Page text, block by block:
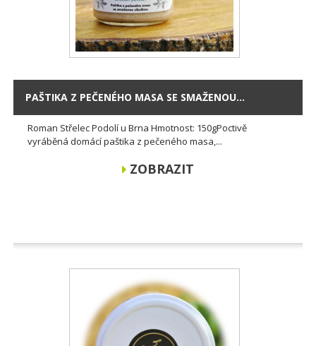
PAŠTIKA Z PEČENÉHO MASA SE SMAŽENOU...
Roman Střelec Podolí u Brna Hmotnost: 150gPoctivě
vyráběná domácí paštika z pečeného masa,...
ZOBRAZIT